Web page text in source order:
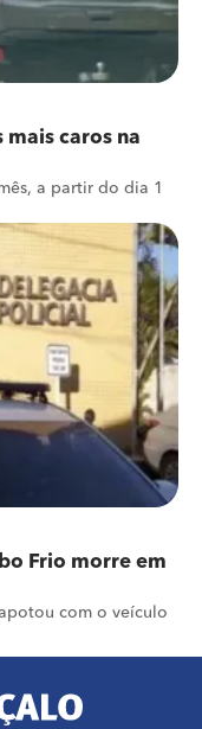
mais caros na
a partir do dia 1
Frio morre em
com o veículo